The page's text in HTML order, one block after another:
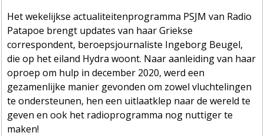
Het wekelijkse actualiteitenprogramma PSJM van Radio
Patapoe brengt updates van haar Griekse
correspondent, beroepsjournaliste Ingeborg Beugel,
die op het eiland Hydra woont. Naar aanleiding van haar
oproep om hulp in december 2020, werd een
gezamenlijke manier gevonden om zowel vluchtelingen
te ondersteunen, hen een uitlaatklep naar de wereld te
geven en ook het radioprogramma nog nuttiger te
maken!